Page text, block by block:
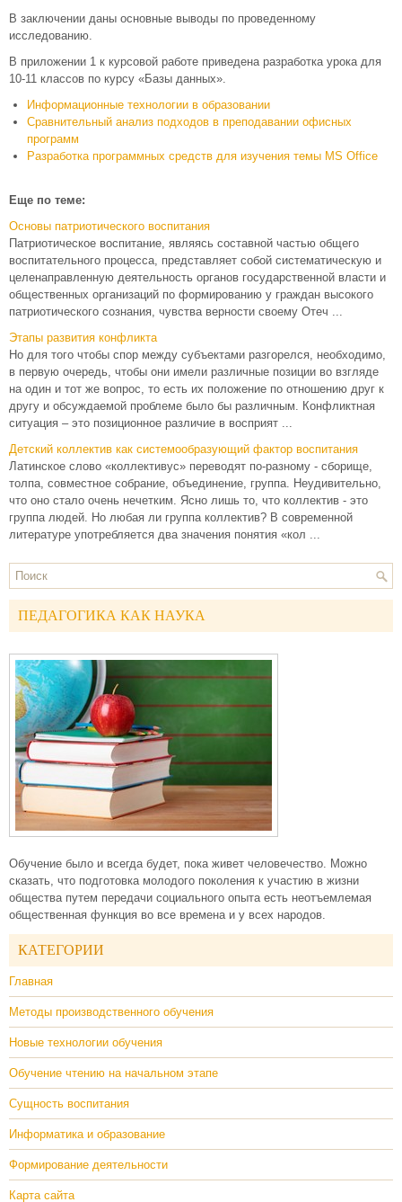
В заключении даны основные выводы по проведенному
исследованию.
В приложении 1 к курсовой работе приведена разработка урока для
10-11 классов по курсу «Базы данных».
Информационные технологии в образовании
Сравнительный анализ подходов в преподавании офисных
программ
Разработка программных средств для изучения темы MS Office
Еще по теме:
Основы патриотического воспитания
Патриотическое воспитание, являясь составной частью общего
воспитательного процесса, представляет собой систематическую и
целенаправленную деятельность органов государственной власти и
общественных организаций по формированию у граждан высокого
патриотического сознания, чувства верности своему Отеч ...
Этапы развития конфликта
Но для того чтобы спор между субъектами разгорелся, необходимо,
в первую очередь, чтобы они имели различные позиции во взгляде
на один и тот же вопрос, то есть их положение по отношению друг к
другу и обсуждаемой проблеме было бы различным. Конфликтная
ситуация – это позиционное различие в восприят ...
Детский коллектив как системообразующий фактор воспитания
Латинское слово «коллективус» переводят по-разному - сборище,
толпа, совместное собрание, объединение, группа. Неудивительно,
что оно стало очень нечетким. Ясно лишь то, что коллектив - это
группа людей. Но любая ли группа кол­лектив? В современной
литературе употребляется два значения понятия «кол ...
ПЕДАГОГИКА КАК НАУКА
Обучение было и всегда будет, пока живет человечество. Можно
сказать, что подготовка молодого поколения к участию в жизни
общества путем передачи социального опыта есть неотъемлемая
общественная функция во все времена и у всех народов.
КАТЕГОРИИ
Главная
Методы производственного обучения
Новые технологии обучения
Обучение чтению на начальном этапе
Сущность воспитания
Информатика и образование
Формирование деятельности
Карта сайта